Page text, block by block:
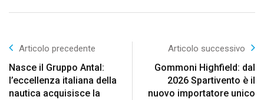
Articolo precedente
Nasce il Gruppo Antal:
l’eccellenza italiana della
nautica acquisisce la
Articolo successivo
Gommoni Highfield: dal
2026 Spartivento è il
nuovo importatore unico